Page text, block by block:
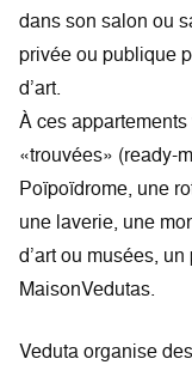
dans son salon ou
privée ou publique
d’art.
À ces
«trouvées» (ready-
Poïpoïdrome, une
une laverie, une
d’art ou musées,
MaisonVedutas.
Veduta organise